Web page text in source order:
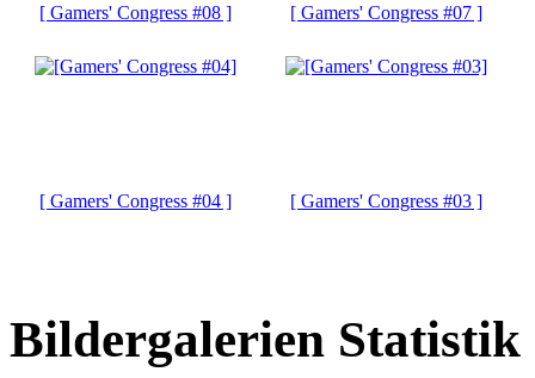
[ Gamers' Congress #08 ] [ Gamers' Congress #07 ]
[ Gamers' Congress #04 ] [ Gamers' Congress #03 ]
Bildergalerien Statistik